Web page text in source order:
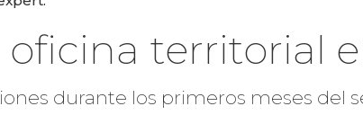
territorial
durante los primeros meses del